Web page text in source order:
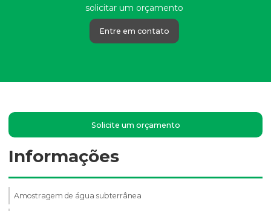
solicitar um orçamento
Entre em contato
Solicite um orçamento
Informações
Amostragem de água subterrânea